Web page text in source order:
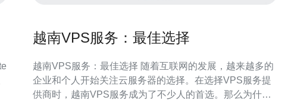
越南VPS服务：最佳选择
越南VPS服务：最佳选择 随着互联网的发展，越来越多的
企业和个人开始关注云服务器的选择。在选择VPS服务提
供商时，越南VPS服务成为了不少人的首选。那么为什么